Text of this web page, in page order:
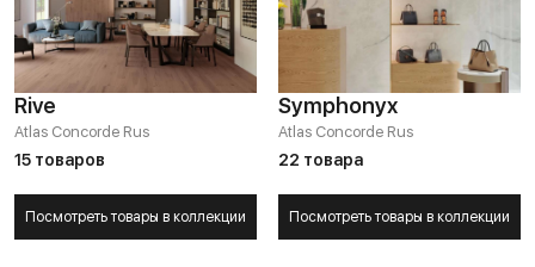
Rive
Atlas Concorde Rus
15 товаров
Посмотреть товары в коллекции
Symphonyx
Atlas Concorde Rus
22 товара
Посмотреть товары в коллекции